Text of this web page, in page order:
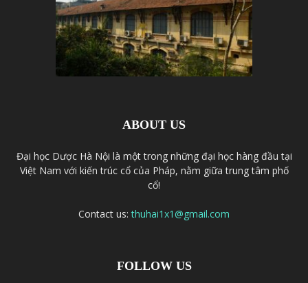
ABOUT US
Đại học Dược Hà Nội là một trong những đại học hàng đầu tại
Việt Nam với kiến trúc cổ của Pháp, nằm giữa trung tâm phố
cổ!
Contact us:thuhai1x1@gmail.com
FOLLOW US